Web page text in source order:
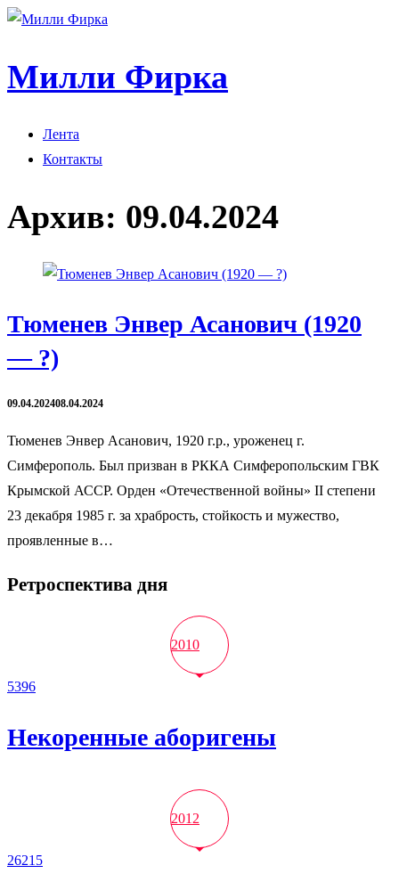
Милли Фирка
Лента
Контакты
Архив: 09.04.2024
Тюменев Энвер Асанович (1920
— ?)
09.04.202408.04.2024
Тюменев Энвер Асанович, 1920 г.р., уроженец г.
Симферополь. Был призван в РККА Симферопольским ГВК
Крымской АССР. Орден «Отечественной войны» II степени
23 декабря 1985 г. за храбрость, стойкость и мужество,
проявленные в…
Ретроспектива дня
2010
5396
Некоренные аборигены
2012
26215